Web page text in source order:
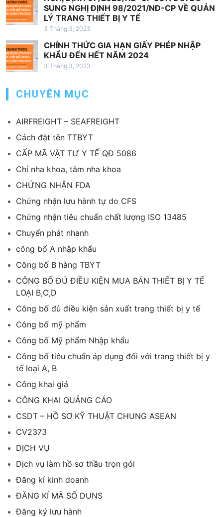
SUNG NGHỊ ĐỊNH 98/2021/NĐ-CP VỀ QUẢN
LÝ TRANG THIẾT BỊ Y TẾ
3 Tháng 3, 2023
CHÍNH THỨC GIA HẠN GIẤY PHÉP NHẬP
KHẨU ĐẾN HẾT NĂM 2024
3 Tháng 3, 2023
CHUYÊN MỤC
AIRFREIGHT – SEAFREIGHT
Cách đặt tên TTBYT
CẤP MÃ VẬT TƯ Y TẾ QĐ 5086
Chỉ nha khoa, tăm nha khoa
CHỨNG NHẬN FDA
Chứng nhận lưu hành tự do CFS
Chứng nhận tiêu chuẩn chất lượng ISO 13485
Chuyển phát nhanh
công bố A nhập khẩu
Công bố B hàng TBYT
CÔNG BỐ ĐỦ ĐIỀU KIỆN MUA BÁN THIẾT BỊ Y TẾ
LOẠI B,C,D
Công bố đủ điều kiện sản xuất trang thiết bị y tế
Công bố mỹ phẩm
Công bố Mỹ phẩm Nhập khẩu
Công bố tiêu chuẩn áp dụng đối với trang thiết bị y
tế loại A, B
Công khai giá
CÔNG KHAI QUẢNG CÁO
CSDT – HỒ SƠ KỸ THUẬT CHUNG ASEAN
CV2373
DỊCH VỤ
Dịch vụ làm hồ sơ thầu trọn gói
Đăng kí kinh doanh
ĐĂNG KÍ MÃ SỐ DUNS
Đăng ký lưu hành